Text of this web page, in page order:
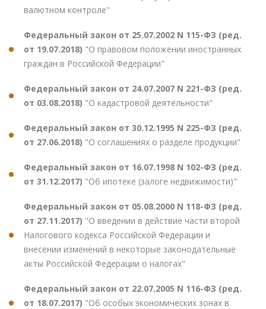
валютном контроле"
Федеральный закон от 25.07.2002 N 115-ФЗ (ред.
от 19.07.2018) "О правовом положении иностранных
граждан в Российской Федерации"
Федеральный закон от 24.07.2007 N 221-ФЗ (ред.
от 03.08.2018) "О кадастровой деятельности"
Федеральный закон от 30.12.1995 N 225-ФЗ (ред.
от 27.06.2018) "О соглашениях о разделе продукции"
Федеральный закон от 16.07.1998 N 102-ФЗ (ред.
от 31.12.2017) "Об ипотеке (залоге недвижимости)"
Федеральный закон от 05.08.2000 N 118-ФЗ (ред.
от 27.11.2017) "О введении в действие части второй
Налогового кодекса Российской Федерации и
внесении изменений в некоторые законодательные
акты Российской Федерации о налогах"
Федеральный закон от 22.07.2005 N 116-ФЗ (ред.
от 18.07.2017) "Об особых экономических зонах в